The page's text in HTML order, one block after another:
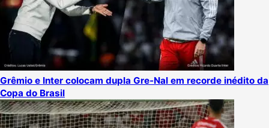
Grêmio e Inter colocam dupla Gre-Nal em recorde inédito da
Copa do Brasil